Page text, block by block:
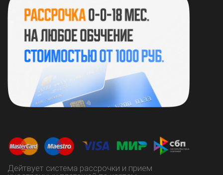
https://vk.com/instart_lysia
+7 (937) 515 06-60